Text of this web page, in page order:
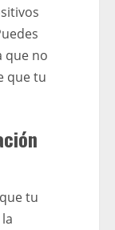
que no
que tu
tu